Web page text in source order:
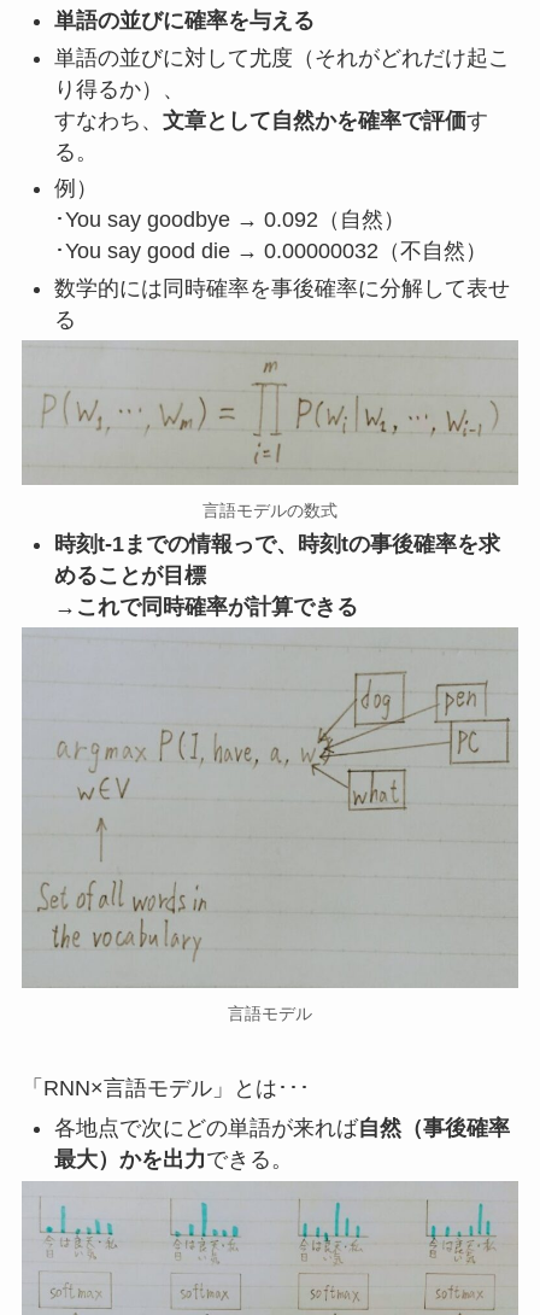
単語の並びに確率を与える
単語の並びに対して尤度（それがどれだけ起こ
り得るか）、
すなわち、 文章として自然かを確率で評価す
る。
例）
･You say goodbye → 0.092（自然）
･You say good die → 0.00000032（不自然）
数学的には同時確率を事後確率に分解して表せ
る
言語モデルの数式
時刻t-1までの情報っで、時刻tの事後確率を求
めることが目標
→これで同時確率が計算できる
言語モデル
「RNN×言語モデル」とは･･･
各地点で次にどの単語が来れば自然（事後確率
最大）かを出力できる。